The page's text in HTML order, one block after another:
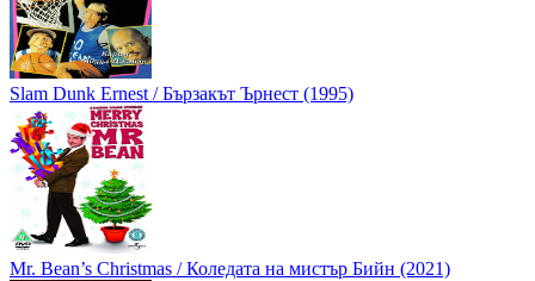
Slam Dunk Ernest / Бързакът Ърнест (1995)
Mr. Bean’s Christmas / Коледата на мистър Бийн (2021)